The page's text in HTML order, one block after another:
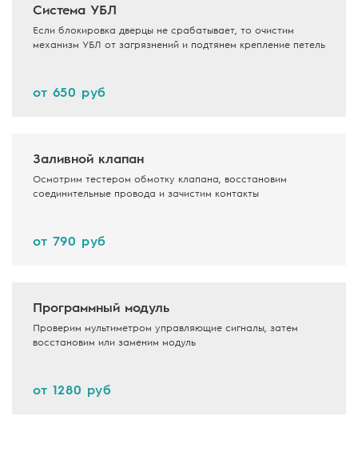
Система УБЛ
Если блокировка дверцы не срабатывает, то очистим
механизм УБЛ от загрязнений и подтянем крепление петель
от 650 руб
Заливной клапан
Осмотрим тестером обмотку клапана, восстановим
соединительные провода и зачистим контакты
от 790 руб
Программный модуль
Проверим мультиметром управляющие сигналы, затем
восстановим или заменим модуль
от 1280 руб